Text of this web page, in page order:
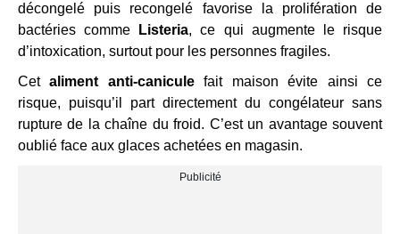
décongelé puis recongelé favorise la prolifération de
bactéries comme
Listeria, ce qui augmente le risque
d’intoxication, surtout pour les personnes fragiles.
Cetaliment anti-caniculefait maison évite ainsi ce
risque, puisqu’il part directement du congélateur sans
rupture de la chaîne du froid. C’est un avantage souvent
oublié face aux glaces achetées en magasin.